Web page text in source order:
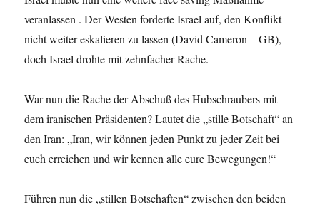
veranlassen . Der Westen forderte Israel auf, den Konflikt
nicht weiter eskalieren zu lassen (David Cameron – GB),
doch Israel drohte mit zehnfacher Rache.
War nun die Rache der Abschuß des Hubschraubers mit
dem iranischen Präsidenten? Lautet die „stille Botschaft“ an
den Iran: „Iran, wir können jeden Punkt zu jeder Zeit bei
euch erreichen und wir kennen alle eure Bewegungen!“
Führen nun die „stillen Botschaften“ zwischen den beiden